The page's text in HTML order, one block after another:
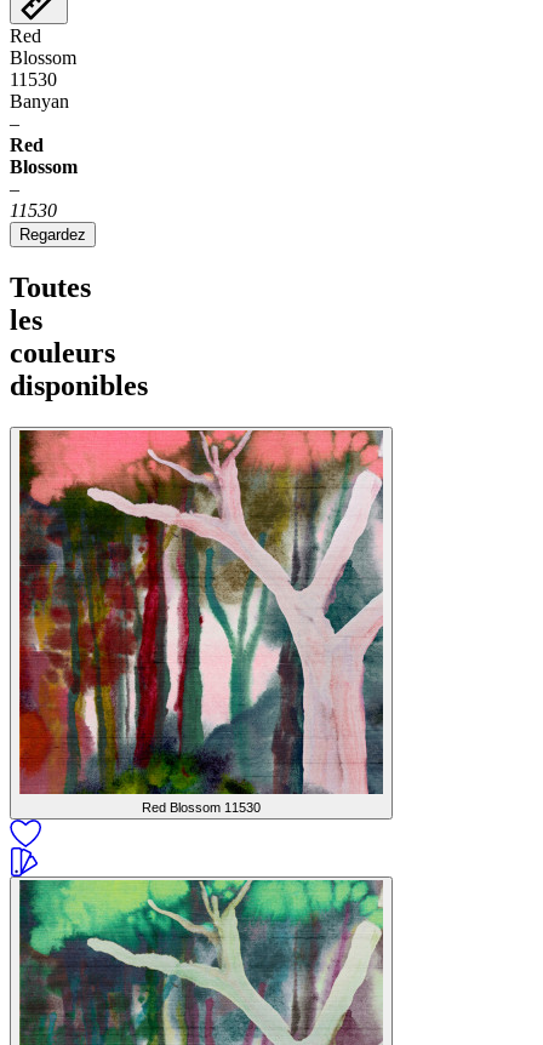
Red
Blossom
11530
Banyan
–
Red
Blossom
–
11530
Regardez
Toutes
les
couleurs
disponibles
Red Blossom 11530